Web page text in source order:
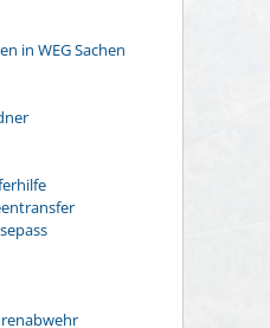
in WEG Sachen